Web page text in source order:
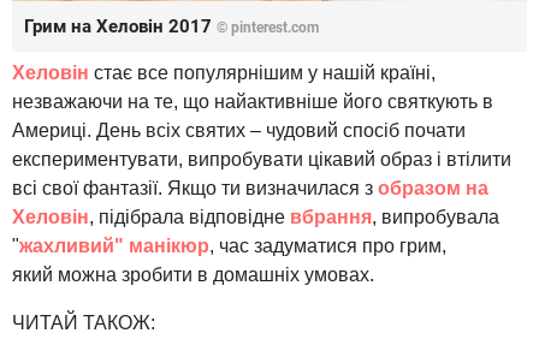
Грим на Хеловін 2017 © pinterest.com
Хеловін стає все популярнішим у нашій країні,
незважаючи на те, що найактивніше його святкують в
Америці. День всіх святих – чудовий спосіб почати
експериментувати, випробувати цікавий образ і втілити
всі свої фантазії. Якщо ти визначилася з образом на
Хеловін, підібрала відповідне вбрання, випробувала
"жахливий" манікюр, час задуматися про грим,
який можна зробити в домашніх умовах.
ЧИТАЙ ТАКОЖ: